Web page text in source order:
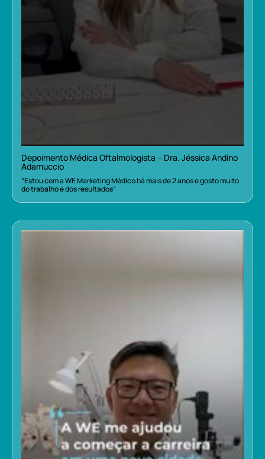
Depoimento Médica Oftalmologista – Dra. Jéssica Andino
Adamuccio
“Estou com a WE Marketing Médico há mais de 2 anos e gosto muito
do trabalho e dos resultados”